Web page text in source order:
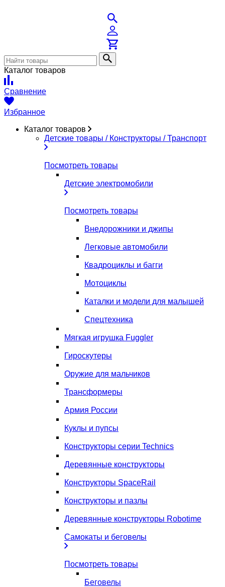
Каталог товаров
Сравнение
Избранное
Каталог товаров
Детские товары / Конструкторы / Транспорт
Посмотреть товары
Детские электромобили
Посмотреть товары
Внедорожники и джипы
Легковые автомобили
Квадроциклы и багги
Мотоциклы
Каталки и модели для малышей
Спецтехника
Мягкая игрушка Fuggler
Гироскутеры
Оружие для мальчиков
Трансформеры
Армия России
Куклы и пупсы
Конструкторы серии Technics
Деревянные конструкторы
Конструкторы SpaceRail
Конструкторы и пазлы
Деревянные конструкторы Robotime
Самокаты и беговелы
Посмотреть товары
Беговелы